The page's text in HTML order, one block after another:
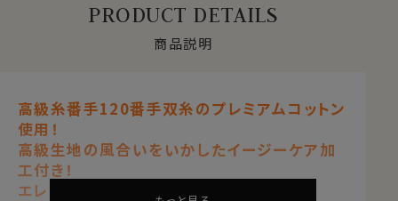
PRODUCT DETAILS
商品説明
高級糸番手120番手双糸のプレミアムコットン
使用！
高級生地の風合いをいかしたイージーケア加
工付き！
エレガンスなノーネクタイ専用シャツ